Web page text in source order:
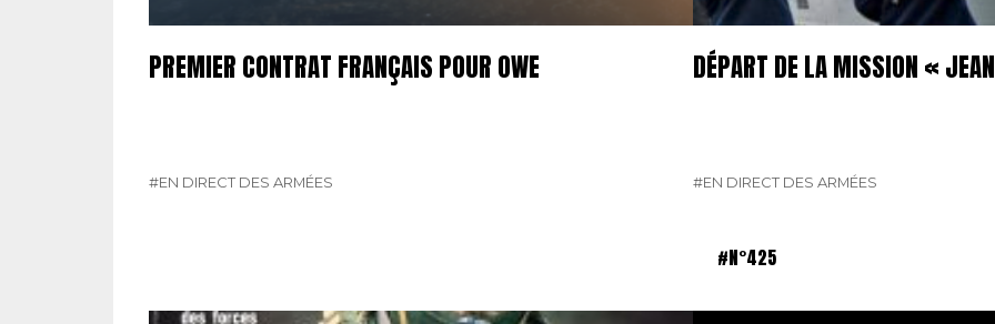
PREMIER CONTRAT FRANÇAIS POUR OWE
#EN DIRECT DES ARMÉES
DÉPART DE LA MISSION «
#EN DIRECT DES ARMÉES
#N°425